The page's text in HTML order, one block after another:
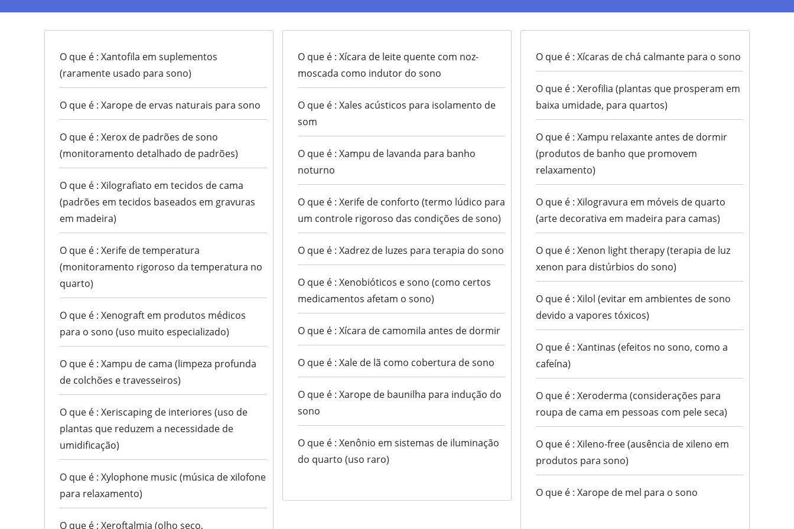
O que é : Xantofila em suplementos
(raramente usado para sono)
O que é : Xarope de ervas naturais para sono
O que é : Xerox de padrões de sono
(monitoramento detalhado de padrões)
O que é : Xilografiato em tecidos de cama
(padrões em tecidos baseados em gravuras
em madeira)
O que é : Xerife de temperatura
(monitoramento rigoroso da temperatura no
quarto)
O que é : Xenograft em produtos médicos
para o sono (uso muito especializado)
O que é : Xampu de cama (limpeza profunda
de colchões e travesseiros)
O que é : Xeriscaping de interiores (uso de
plantas que reduzem a necessidade de
umidificação)
O que é : Xylophone music (música de xilofone
para relaxamento)
O que é : Xeroftalmia (olho seco,
O que é : Xícara de leite quente com noz-
moscada como indutor do sono
O que é : Xales acústicos para isolamento de
som
O que é : Xampu de lavanda para banho
noturno
O que é : Xerife de conforto (termo lúdico para
um controle rigoroso das condições de sono)
O que é : Xadrez de luzes para terapia do sono
O que é : Xenobióticos e sono (como certos
medicamentos afetam o sono)
O que é : Xícara de camomila antes de dormir
O que é : Xale de lã como cobertura de sono
O que é : Xarope de baunilha para indução do
sono
O que é : Xenônio em sistemas de iluminação
do quarto (uso raro)
O que é : Xícaras de chá calmante para o sono
O que é : Xerofilia (plantas que prosperam em
baixa umidade, para quartos)
O que é : Xampu relaxante antes de dormir
(produtos de banho que promovem
relaxamento)
O que é : Xilogravura em móveis de quarto
(arte decorativa em madeira para camas)
O que é : Xenon light therapy (terapia de luz
xenon para distúrbios do sono)
O que é : Xilol (evitar em ambientes de sono
devido a vapores tóxicos)
O que é : Xantinas (efeitos no sono, como a
cafeína)
O que é : Xeroderma (considerações para
roupa de cama em pessoas com pele seca)
O que é : Xileno-free (ausência de xileno em
produtos para sono)
O que é : Xarope de mel para o sono